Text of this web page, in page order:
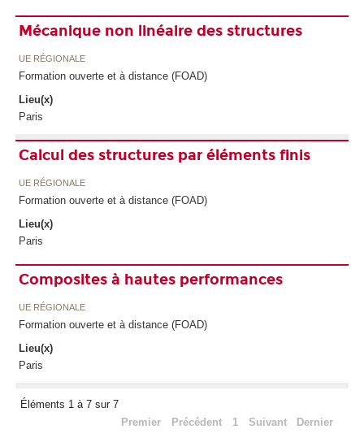
Mécanique non linéaire des structures
UE RÉGIONALE
Formation ouverte et à distance (FOAD)
Lieu(x)
Paris
Calcul des structures par éléments finis
UE RÉGIONALE
Formation ouverte et à distance (FOAD)
Lieu(x)
Paris
Composites à hautes performances
UE RÉGIONALE
Formation ouverte et à distance (FOAD)
Lieu(x)
Paris
Éléments 1 à 7 sur 7
Premier
Précédent 1 Suivant Dernier